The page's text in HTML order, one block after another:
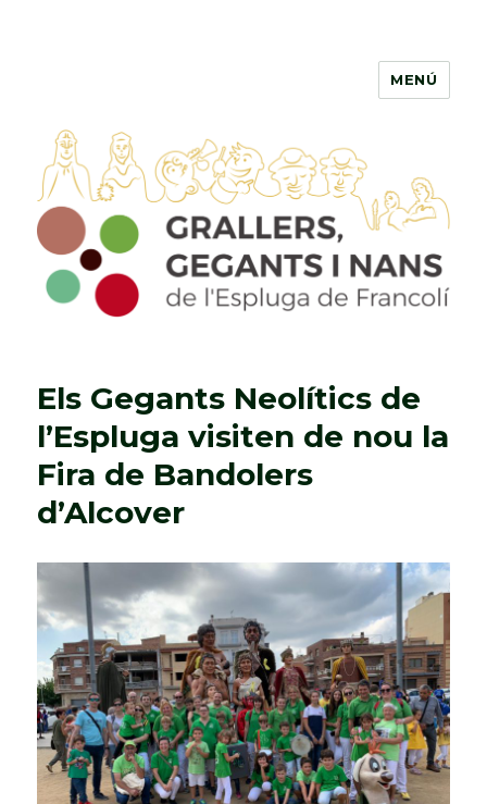
Grallers, Gegants i Nans de
l'Espluga de Francolí
MENÚ
Els Gegants Neolítics de
l’Espluga visiten de nou la
Fira de Bandolers
d’Alcover